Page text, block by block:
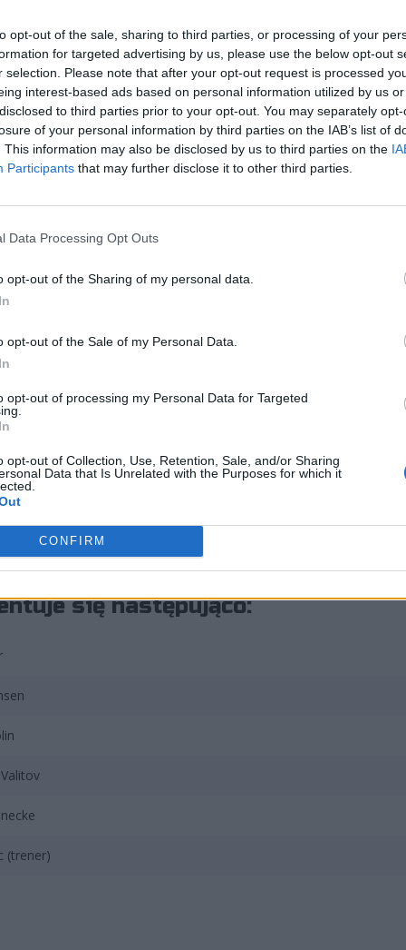
opt-out of the sale, sharing to third parties, or processing of your
for targeted advertising by us, please use the below opt-out
selection. Please note that after your opt-out request is processed
interest-based ads based on personal information utilized by us
to third parties prior to your opt-out. You may separately
of your personal information by third parties on the IAB’s list of
This information may also be disclosed by us to third parties on the
Participants that may further disclose it to other third parties.
Data Processing Opt Outs
opt-out of the Sharing of my personal data.
opt-out of the Sale of my Personal Data.
opt-out of processing my Personal Data for Targeted
opt-out of Collection, Use, Retention, Sale, and/or Sharing
Data that Is Unrelated with the Purposes for which it
CONFIRM
plotki o roszadach w szeregach
Na ławce wylądował
miejsce zajął gracz, który od 10
grą.
Otóż ponownie na ławce wylądował dotychczasowy
do czerwca, ale latem powrócił. Niemniej nie udało
częścią NIP-u od swojego przyjścia w 2020 roku.
zmiany kierunku i ta trudna decyzja musiała zostać
posadzenie hampusa na ławce. Jestem przekonany,
wymagającym przeciwnikiem
! – przyznał Björn
Hansen! To oznacza, że Duńczyk ponownie ubierze
pełnić będzie także rolę prowadzącego. I
–
Jestem podekscytowany, że es3tag powraca
to, czego potrzebuje zespół. W 2022 potrafił nawet
pozytywnej energii, którą z pewnością wykorzystamy w
się następująco:
(trener)